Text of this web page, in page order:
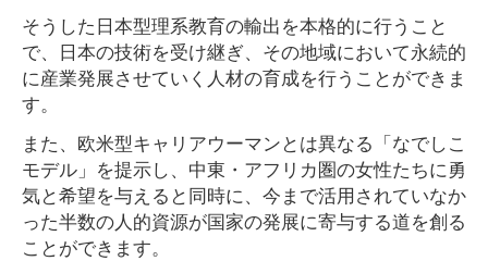
そうした日本型理系教育の輸出を本格的に行うこと
で、日本の技術を受け継ぎ、その地域において永続的
に産業発展させていく人材の育成を行うことができま
す。
また、欧米型キャリアウーマンとは異なる「なでしこ
モデル」を提示し、中東・アフリカ圏の女性たちに勇
気と希望を与えると同時に、今まで活用されていなか
った半数の人的資源が国家の発展に寄与する道を創る
ことができます。